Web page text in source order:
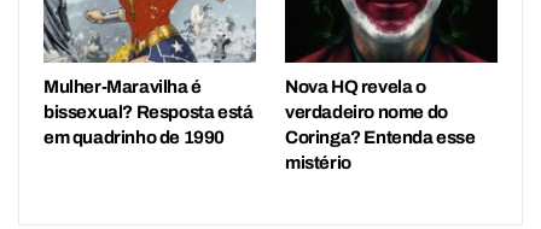
Mulher-Maravilha é
bissexual? Resposta está
em quadrinho de 1990
Nova HQ revela o
verdadeiro nome do
Coringa? Entenda esse
mistério